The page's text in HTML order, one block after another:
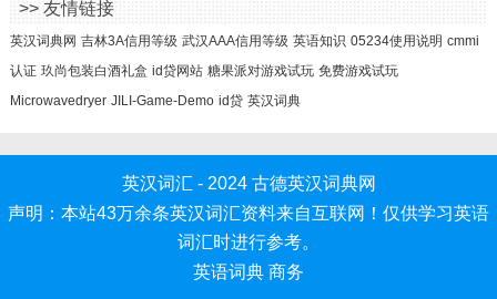
>> 友情链接
英汉词典网 吉林3A信用等级 武汉AAA信用等级 英语知识 05234使用说明 cmmi
认证 玖尚包装白酒礼盒 id贷网站 糖果派对游戏试玩 免费游戏试玩
Microwavedryer JILI-Game-Demo id贷 英汉词典
英汉词汇 - 2024 古德英汉词典网
声明：本站43万余条英汉词汇资料来自互联网！仅供学习英语
词汇时进行参考。
英语词典 商务